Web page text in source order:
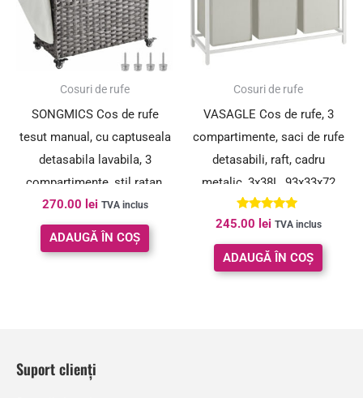
Cosuri de rufe
SONGMICS Cos de rufe
tesut manual, cu captuseala
detasabila lavabila, 3
compartimente, stil ratan,
140 litri, 66x33x60 cm, gri
270.00 lei TVA inclus
ADAUGĂ ÎN COȘ
Cosuri de rufe
VASAGLE Cos de rufe, 3
compartimente, saci de rufe
detasabili, raft, cadru
metalic, 3x38L, 93x33x72
cm, alb
Evaluat la
5.00
din 5
245.00 lei TVA inclus
ADAUGĂ ÎN COȘ
Suport clienți